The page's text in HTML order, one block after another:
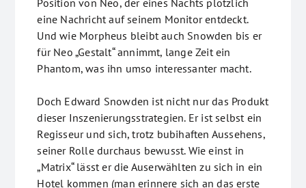
eine Nachricht auf seinem Monitor entdeckt.
Und wie Morpheus bleibt auch Snowden bis er
für Neo „Gestalt“ annimmt, lange Zeit ein
Phantom, was ihn umso interessanter macht.
Doch Edward Snowden ist nicht nur das Produkt
dieser Inszenierungsstrategien. Er ist selbst ein
Regisseur und sich, trotz bubihaften Aussehens,
seiner Rolle durchaus bewusst. Wie einst in
„Matrix“ lässt er die Auserwählten zu sich in ein
Hotel kommen (man erinnere sich an das erste